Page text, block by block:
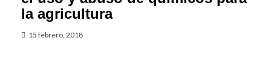
la agricultura
15 febrero, 2018